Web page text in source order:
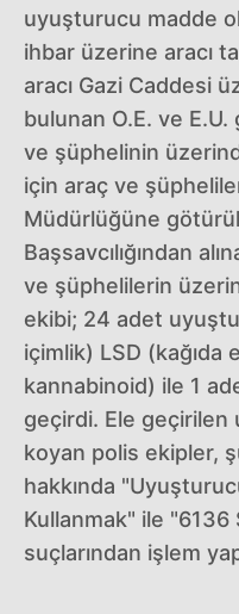
uyuşturucu madde
ihbar üzerine aracı
aracı Gazi Caddesi
bulunan O.E. ve E.U.
ve şüphelinin
için araç ve
Müdürlüğüne
Başsavcılığından
ve şüphelilerin
ekibi; 24 adet
içimlik) LSD
kannabinoid) ile 1
geçirdi. Ele
koyan polis ekipler,
hakkında
Kullanmak" ile "6136
suçlarından işlem